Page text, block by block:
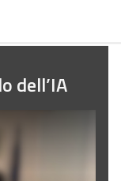
dell’IA